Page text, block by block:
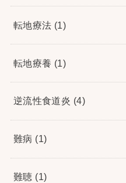
転地療法 (1)
転地療養 (1)
逆流性食道炎 (4)
難病 (1)
難聴 (1)